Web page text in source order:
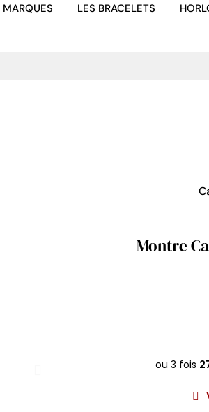
MARQUES LES BRACELETS
Montre